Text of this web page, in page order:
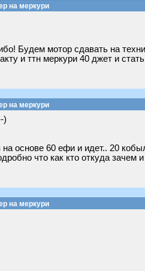
на меркури
Будем мотор сдавать на
и ттн меркури 40 джет и
на меркури
)
основе 60 ефи и идет.. 20
что как кто откуда
на меркури